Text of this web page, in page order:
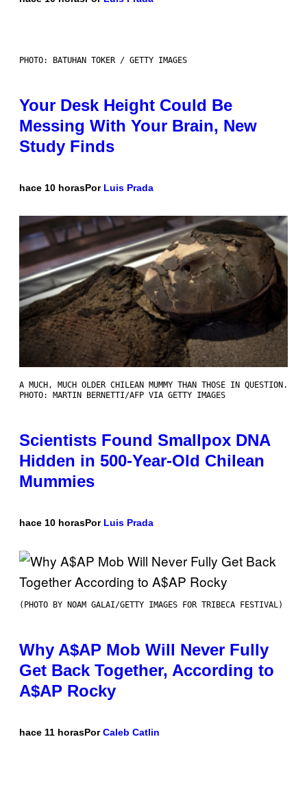
PHOTO: BATUHAN TOKER / GETTY IMAGES
Your Desk Height Could Be
Messing With Your Brain, New
Study Finds
hace 10 horasPor Luis Prada
A MUCH, MUCH OLDER CHILEAN MUMMY THAN THOSE IN QUESTION.
PHOTO: MARTIN BERNETTI/AFP VIA GETTY IMAGES
Scientists Found Smallpox DNA
Hidden in 500-Year-Old Chilean
Mummies
hace 10 horasPor Luis Prada
(PHOTO BY NOAM GALAI/GETTY IMAGES FOR TRIBECA FESTIVAL)
Why A$AP Mob Will Never Fully
Get Back Together, According to
A$AP Rocky
hace 11 horasPorCaleb Catlin